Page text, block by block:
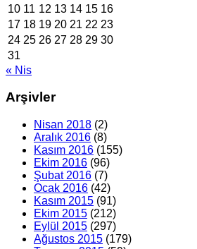
10 11 12 13 14 15 16
17 18 19 20 21 22 23
24 25 26 27 28 29 30
31
« Nis
Arşivler
Nisan 2018 (2)
Aralık 2016 (8)
Kasım 2016 (155)
Ekim 2016 (96)
Şubat 2016 (7)
Ocak 2016 (42)
Kasım 2015 (91)
Ekim 2015 (212)
Eylül 2015 (297)
Ağustos 2015 (179)